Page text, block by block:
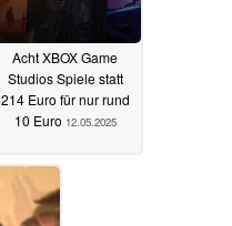
Acht XBOX Game
Studios Spiele statt
214 Euro für nur rund
10 Euro 12.05.2025